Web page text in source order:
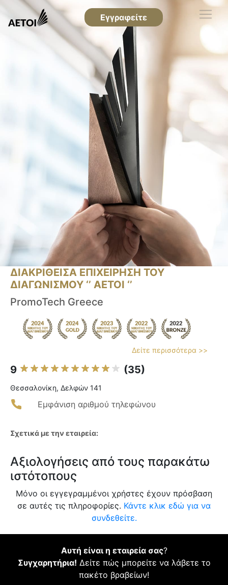
Εγγραφείτε
ΔΙΑΚΡΙΘΕΙΣΑ ΕΠΙΧΕΙΡΗΣΗ ΤΟΥ
ΔΙΑΓΩΝΙΣΜΟΥ ‘’ ΑΕΤΟΙ ‘’
PromoTech Greece
Δείτε περισσότερα >>
9 (35)
Θεσσαλονίκη, Δελφών 141
Εμφάνιση αριθμού τηλεφώνου
Σχετικά με την εταιρεία:
Αξιολογήσεις από τους παρακάτω
ιστότοπους
Μόνο οι εγγεγραμμένοι χρήστες έχουν πρόσβαση
σε αυτές τις πληροφορίες. Κάντε κλικ εδώ για να
συνδεθείτε.
Αυτή είναι η εταιρεία σας?
Συγχαρητήρια! Δείτε πώς μπορείτε να λάβετε το
πακέτο βραβείων!